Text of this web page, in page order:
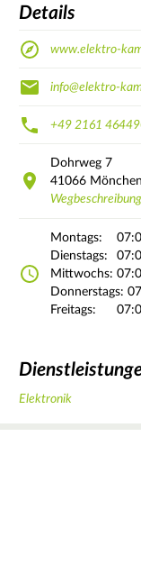
Details
www.elektro-
info@elektro-
+49 2161
Dohrweg 7
41066
Wegbeschreibung
Montags:
Dienstags:
Mittwochs:
Donnerstags:
Freitags:
Elektronik